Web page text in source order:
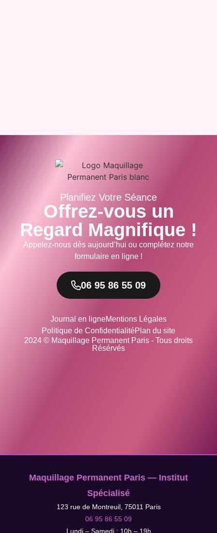
Planifiez Votre Séance
Offrez-vous un
Regard Magnifique !
Appelez-nous dès aujourd’hui ou complétez notre
formulaire en ligne !
06 95 86 55 09
Journal en ligneMentions Légales
Politique de ConfidentialitéPlan du site
2024 © Maquillage Permanent Paris - Tous droits
Résérvés
Maquillage Permanent Paris — Institut
Spécialisé
123 rue de Montreuil, 75011 Paris
06 95 86 55 09
Lundi – Samedi : 10h – 19h